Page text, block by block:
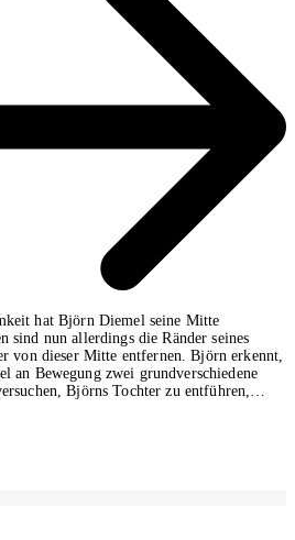
hat Björn Diemel seine Mitte
sind nun allerdings die Ränder seines
von dieser Mitte entfernen. Björn erkennt,
an Bewegung zwei grundverschiedene
Björns Tochter zu entführen,
Körperfülle nur mit Mühe, die Täter in die
sich von Joschka Breitner in Bezug
coachen. Er taucht ein in die
und der Ernährungsbausteine. Noch
sich Ernährung, Entspannung und das
kombinieren lassen.